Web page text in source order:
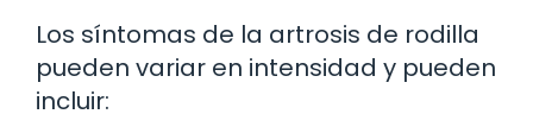
Los síntomas de la artrosis de rodilla
pueden variar en intensidad y pueden
incluir: